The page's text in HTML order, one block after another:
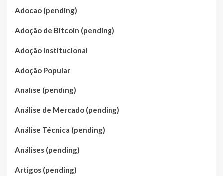
Adocao (pending)
Adoção de Bitcoin (pending)
Adoção Institucional
Adoção Popular
Analise (pending)
Análise de Mercado (pending)
Análise Técnica (pending)
Análises (pending)
Artigos (pending)